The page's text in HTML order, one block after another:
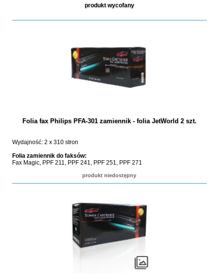
produkt wycofany
Folia fax Philips PFA-301 zamiennik - folia JetWorld 2 szt.
Wydajność: 2 x 310 stron
Folia zamiennik do faksów:
Fax Magic, PPF 211, PPF 241, PPF 251, PPF 271
produkt niedostępny